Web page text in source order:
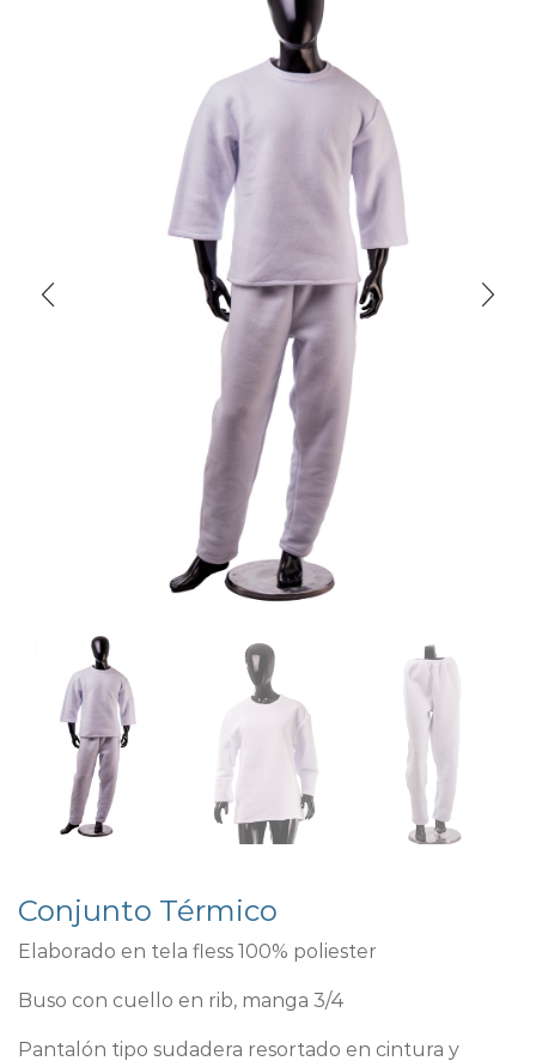
Conjunto Térmico
Elaborado en tela fless 100% poliester
Buso con cuello en rib, manga 3/4
Pantalón tipo sudadera resortado en cintura y